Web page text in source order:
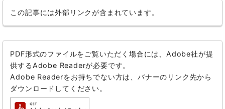
この記事には外部リンクが含まれています。
PDF形式のファイルをご覧いただく場合には、Adobe社が提
供するAdobe Readerが必要です。
Adobe Readerをお持ちでない方は、バナーのリンク先から
ダウンロードしてください。